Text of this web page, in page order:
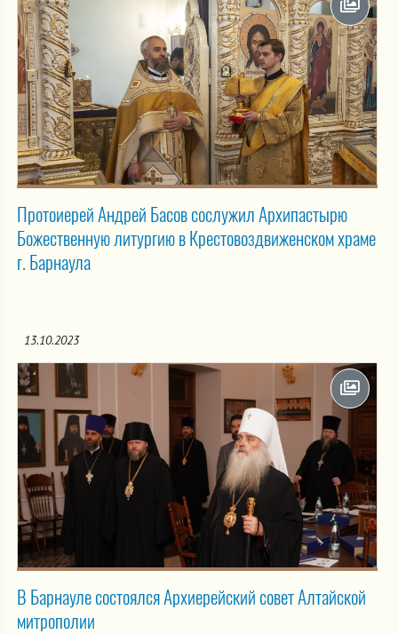
Протоиерей Андрей Басов сослужил Архипастырю
Божественную литургию в Крестовоздвиженском храме
г. Барнаула
13.10.2023
В Барнауле состоялся Архиерейский совет Алтайской
митрополии